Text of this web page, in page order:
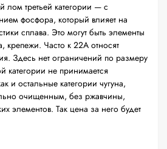
лом третьей категории — с
фосфора, который влияет на
сплава. Это могут быть элементы
крепежи. Часто к 22А относят
Здесь нет ограничений по размеру
категории не принимается
и остальные категории чугуна,
очищенным, без ржавчины,
элементов. Так цена за него будет